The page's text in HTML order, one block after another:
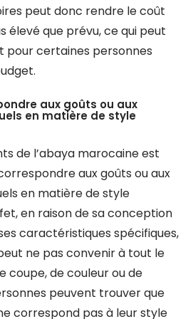
peut donc rendre le coût
élevé que prévu, ce qui peut
pour certaines personnes
aux goûts ou aux
en matière de style
de l’abaya marocaine est
aux goûts ou aux
en matière de style
en raison de sa conception
caractéristiques spécifiques,
ne pas convenir à tout le
coupe, de couleur ou de
peuvent trouver que
correspond pas à leur style